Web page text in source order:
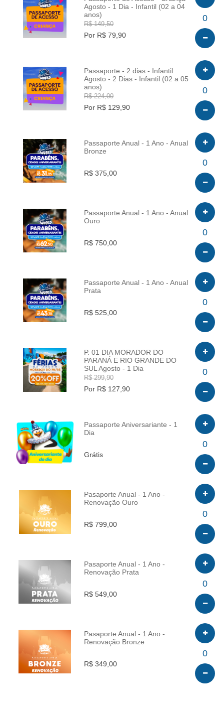
INFO
Agosto - 1 Dia - Infantil (02 a 04
anos)
R$ 149,50
Por R$ 79,90
0
INFO
Passaporte - 2 dias - Infantil
Agosto - 2 Dias - Infantil (02 a 05
anos)
R$ 224,00
Por R$ 129,90
0
INFO
Passaporte Anual - 1 Ano - Anual
Bronze
R$ 375,00
0
INFO
Passaporte Anual - 1 Ano - Anual
Ouro
R$ 750,00
0
INFO
Passaporte Anual - 1 Ano - Anual
Prata
R$ 525,00
0
INFO
P. 01 DIA MORADOR DO
PARANÁ E RIO GRANDE DO
SUL Agosto - 1 Dia
R$ 299,90
Por R$ 127,90
0
INFO
Passaporte Aniversariante - 1
Dia
Grátis
0
INFO
Pasaporte Anual - 1 Ano -
Renovação Ouro
R$ 799,00
0
INFO
Pasaporte Anual - 1 Ano -
Renovação Prata
R$ 549,00
0
INFO
Pasaporte Anual - 1 Ano -
Renovação Bronze
R$ 349,00
0